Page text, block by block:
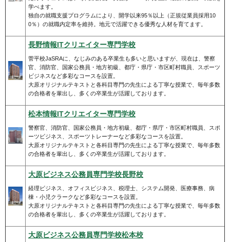
学べます。
独自の就職支援プログラムにより、開学以来95％以上（正規従業員採用10
0％）の就職内定率を維持。地元で活躍できる優秀な人材を育てます。
長野情報ITクリエイター専門学校
菅平校JaSRAに、なじみのある卒業生も多いと思いますが、現在は、警察
官、消防官、国家公務員・地方初級、都庁・県庁・市区町村職員、スポーツ
ビジネスなど多彩なコースを設置。
大原オリジナルテキストと各科目専門の先生による丁寧な授業で、毎年多数
の合格者を輩出し、多くの卒業生が活躍しております。
松本情報ITクリエイター専門学校
警察官、消防官、国家公務員・地方初級、都庁・県庁・市区町村職員、スポ
ーツビジネス、スポーツトレーナーなど多彩なコースを設置。
大原オリジナルテキストと各科目専門の先生による丁寧な授業で、毎年多数
の合格者を輩出し、多くの卒業生が活躍しております。
大原ビジネス公務員専門学校長野校
経理ビジネス、オフィスビジネス、税理士、システム開発、医療事務、病
棟・小児クラークなど多彩なコースを設置。
大原オリジナルテキストと各科目専門の先生による丁寧な授業で、毎年多数
の合格者を輩出し、多くの卒業生が活躍しております。
大原ビジネス公務員専門学校松本校